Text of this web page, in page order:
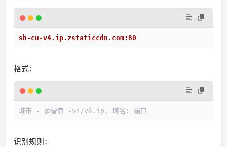
sh-cu-v4.ip.zstaticcdn.com:80
格式：
城市 - 运营商 -v4/v6.ip. 域名: 端口
识别规则：